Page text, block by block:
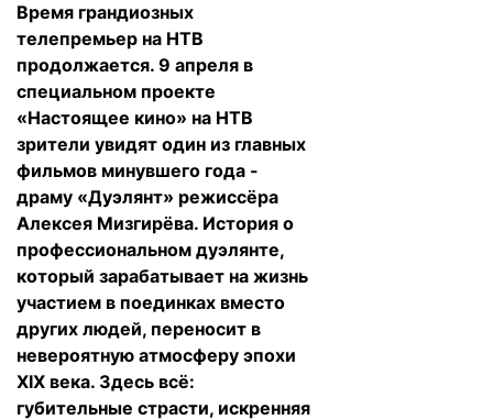
Время грандиозных
телепремьер на НТВ
продолжается. 9 апреля в
специальном проекте
«Настоящее кино» на НТВ
зрители увидят один из главных
фильмов минувшего года -
драму «Дуэлянт» режиссёра
Алексея Мизгирёва. История о
профессиональном дуэлянте,
который зарабатывает на жизнь
участием в поединках вместо
других людей, переносит в
невероятную атмосферу эпохи
XIX века. Здесь всё:
губительные страсти, искренняя